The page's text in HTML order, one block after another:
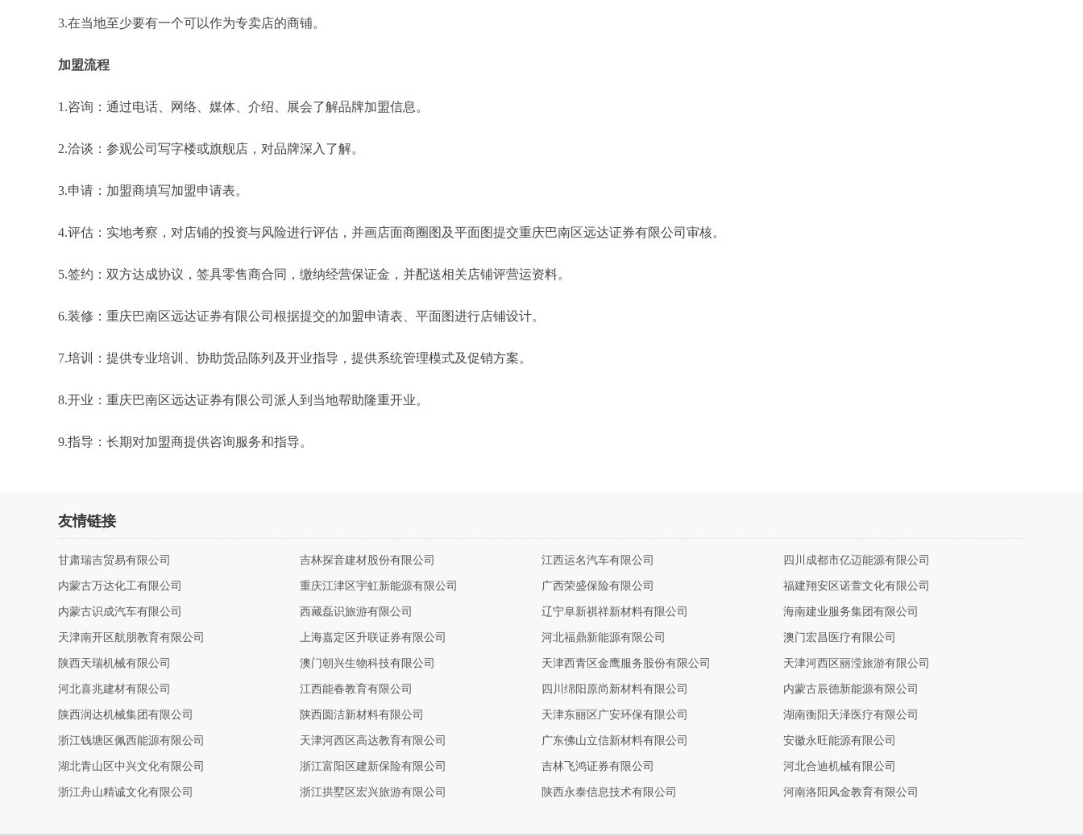
3.在当地至少要有一个可以作为专卖店的商铺。
加盟流程
1.咨询：通过电话、网络、媒体、介绍、展会了解品牌加盟信息。
2.洽谈：参观公司写字楼或旗舰店，对品牌深入了解。
3.申请：加盟商填写加盟申请表。
4.评估：实地考察，对店铺的投资与风险进行评估，并画店面商圈图及平面图提交重庆巴南区远达证券有限公司审核。
5.签约：双方达成协议，签具零售商合同，缴纳经营保证金，并配送相关店铺评营运资料。
6.装修：重庆巴南区远达证券有限公司根据提交的加盟申请表、平面图进行店铺设计。
7.培训：提供专业培训、协助货品陈列及开业指导，提供系统管理模式及促销方案。
8.开业：重庆巴南区远达证券有限公司派人到当地帮助隆重开业。
9.指导：长期对加盟商提供咨询服务和指导。
友情链接
甘肃瑞吉贸易有限公司 吉林探音建材股份有限公司 江西运名汽车有限公司 四川成都市亿迈能源有限公司
内蒙古万达化工有限公司 重庆江津区宇虹新能源有限公司 广西荣盛保险有限公司 福建翔安区诺萱文化有限公司
内蒙古识成汽车有限公司 西藏磊识旅游有限公司 辽宁阜新祺祥新材料有限公司 海南建业服务集团有限公司
天津南开区航朋教育有限公司 上海嘉定区升联证券有限公司 河北福鼎新能源有限公司 澳门宏昌医疗有限公司
陕西天瑞机械有限公司 澳门朝兴生物科技有限公司 天津西青区金鹰服务股份有限公司 天津河西区丽滢旅游有限公司
河北喜兆建材有限公司 江西能春教育有限公司 四川绵阳原尚新材料有限公司 内蒙古辰德新能源有限公司
陕西润达机械集团有限公司 陕西圆洁新材料有限公司 天津东丽区广安环保有限公司 湖南衡阳天泽医疗有限公司
浙江钱塘区佩西能源有限公司 天津河西区高达教育有限公司 广东佛山立信新材料有限公司 安徽永旺能源有限公司
湖北青山区中兴文化有限公司 浙江富阳区建新保险有限公司 吉林飞鸿证券有限公司 河北合迪机械有限公司
浙江舟山精诚文化有限公司 浙江拱墅区宏兴旅游有限公司 陕西永泰信息技术有限公司 河南洛阳风金教育有限公司